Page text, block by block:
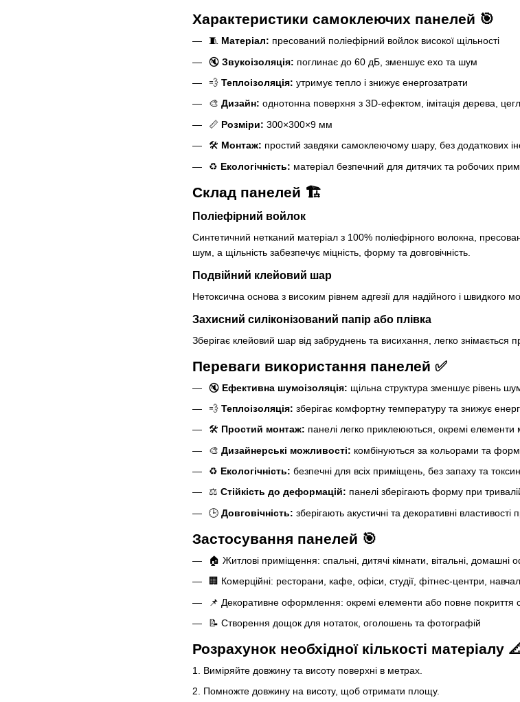
Характеристики самоклеючих панелей 🎯
🧵 Матеріал: пресований поліефірний войлок високої щільності
🔇 Звукоізоляція: поглинає до 60 дБ, зменшує ехо та шум
💨 Теплоізоляція: утримує тепло і знижує енергозатрати
🎨 Дизайн: однотонна поверхня з 3D-ефектом, імітація дерева,
📏 Розміри: 300×300×9 мм
🛠 Монтаж: простий завдяки самоклеючому шару, без додаткових
♻️ Екологічність: матеріал безпечний для дитячих та робочих
Склад панелей 🏗
Поліефірний войлок
Синтетичний нетканий матеріал з 100% поліефірного волокна,
шум, а щільність забезпечує міцність, форму та довговічність.
Подвійний клейовий шар
Нетоксична основа з високим рівнем адгезії для надійного і швидкого
Захисний силіконізований папір або плівка
Зберігає клейовий шар від забруднень та висихання, легко знімається
Переваги використання панелей ✅
🔇 Ефективна шумоізоляція: щільна структура зменшує рівень
💨 Теплоізоляція: зберігає комфортну температуру та знижує
🛠 Простий монтаж: панелі легко приклеюються, окремі елементи
🎨 Дизайнерські можливості: комбінуються за кольорами та
♻️ Екологічність: безпечні для всіх приміщень, без запаху та
⚖️ Стійкість до деформацій: панелі зберігають форму при
🕒 Довговічність: зберігають акустичні та декоративні властивості
Застосування панелей 🎯
🏠 Житлові приміщення: спальні, дитячі кімнати, вітальні, домашні
🏢 Комерційні: ресторани, кафе, офіси, студії, фітнес-центри,
📌 Декоративне оформлення: окремі елементи або повне покриття
📝 Створення дощок для нотаток, оголошень та фотографій
Розрахунок необхідної кількості матеріалу 📐
1. Виміряйте довжину та висоту поверхні в метрах.
2. Помножте довжину на висоту, щоб отримати площу.